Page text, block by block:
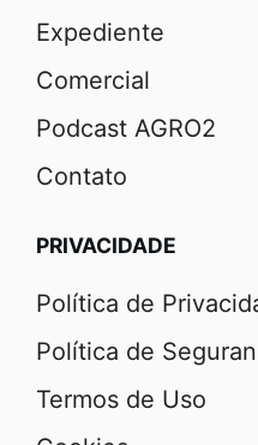
Expediente
Comercial
Podcast AGRO2
Contato
PRIVACIDADE
Política de
Política de
Termos de Uso